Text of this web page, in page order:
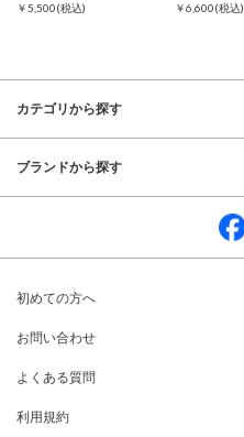
￥5,500(税込)
￥6,600(税込)
カテゴリから探す
ブランドから探す
初めての方へ
お問い合わせ
よくある質問
利用規約